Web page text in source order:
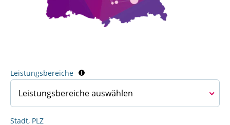
Leistungsbereiche
Leistungsbereiche auswählen
Stadt, PLZ